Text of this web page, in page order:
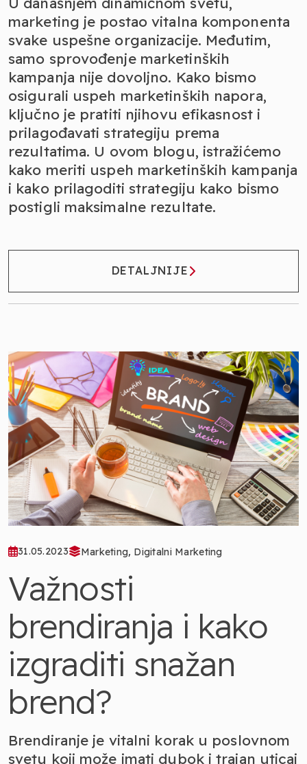
marketing je postao vitalna komponenta
svake uspešne organizacije. Međutim,
samo sprovođenje marketinških
kampanja nije dovoljno. Kako bismo
osigurali uspeh marketinških napora,
ključno je pratiti njihovu efikasnost i
prilagođavati strategiju prema
rezultatima. U ovom blogu, istražićemo
kako meriti uspeh marketinških kampanja
i kako prilagoditi strategiju kako bismo
postigli maksimalne rezultate.
DETALJNIJE
31.05.2023 Marketing, Digitalni Marketing
Važnosti
brendiranja i kako
izgraditi snažan
brend?
Brendiranje je vitalni korak u poslovnom
svetu koji može imati dubok i trajan uticaj